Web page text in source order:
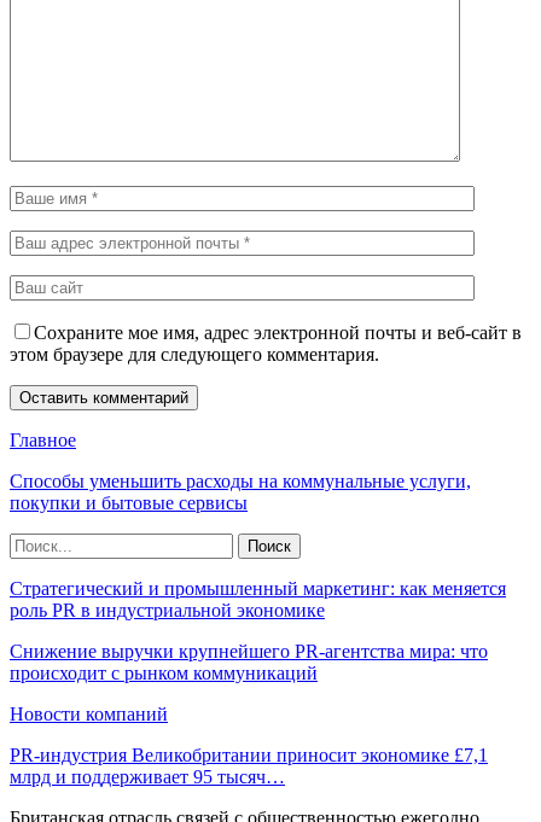
Сохраните мое имя, адрес электронной почты и веб-сайт в
этом браузере для следующего комментария.
Главное
Способы уменьшить расходы на коммунальные услуги,
покупки и бытовые сервисы
Стратегический и промышленный маркетинг: как меняется
роль PR в индустриальной экономике
Снижение выручки крупнейшего PR-агентства мира: что
происходит с рынком коммуникаций
Новости компаний
PR-индустрия Великобритании приносит экономике £7,1
млрд и поддерживает 95 тысяч…
Британская отрасль связей с общественностью ежегодно